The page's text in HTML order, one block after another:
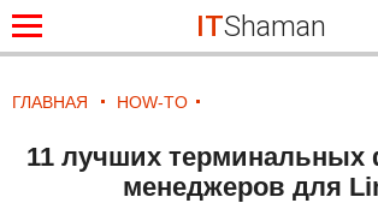
ITShaman
ГЛАВНАЯ HOW-TO
11 лучших
менеджеров для